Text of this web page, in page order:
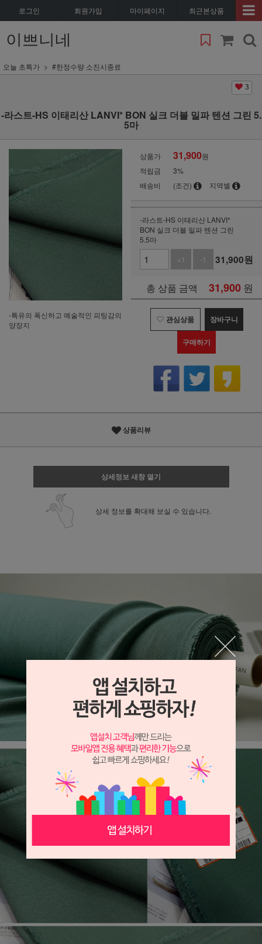
로그인 회원가입 마이페이지 최근본상품
이쁘니네
오늘 초특가 #한정수량 소진시종료
3
-라스트-HS 이태리산 LANVI* BON 실크 더블 밀파 텐션 그린 5.
5마
-특유의 폭신하고 예술적인 피팅감의
양장지
상품가 31,900원
적립금
3%
배송비
(조건) 지역별
-라스트-HS 이태리산 LANVI*
BON 실크 더블 밀파 텐션 그린
5.5마
+1
-1 31,900원
총 상품 금액 31,900 원
관심상품 장바구니
구매하기
상품리뷰
상세정보 새창 열기
상세 정보를 확대해 보실 수 있습니다.